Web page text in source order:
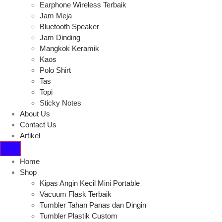
Earphone Wireless Terbaik
Jam Meja
Bluetooth Speaker
Jam Dinding
Mangkok Keramik
Kaos
Polo Shirt
Tas
Topi
Sticky Notes
About Us
Contact Us
Artikel
Home
Shop
Kipas Angin Kecil Mini Portable
Vacuum Flask Terbaik
Tumbler Tahan Panas dan Dingin
Tumbler Plastik Custom